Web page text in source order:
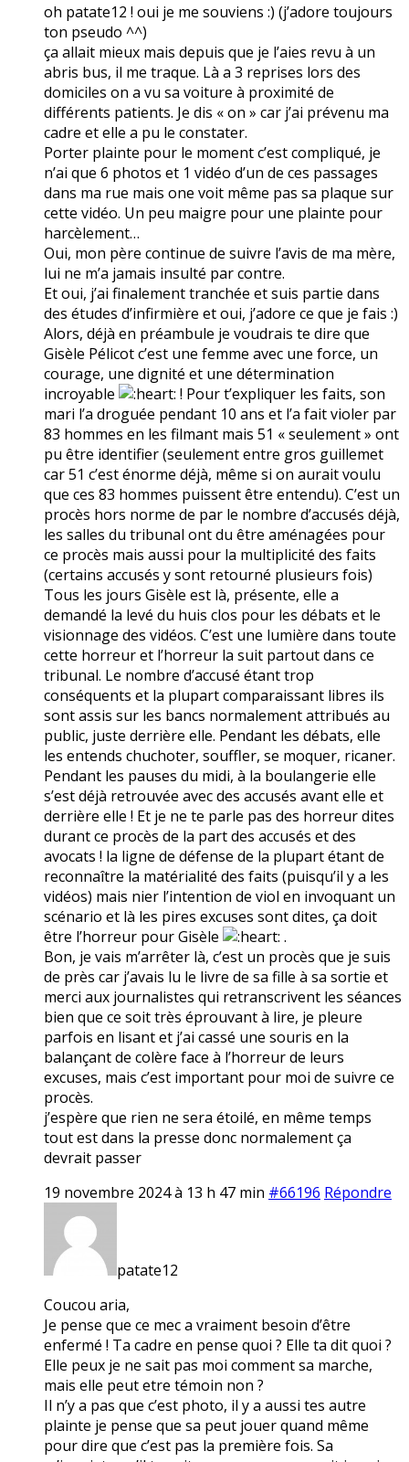
oh patate12 ! oui je me souviens :) (j’adore toujours
ton pseudo ^^)
ça allait mieux mais depuis que je l’aies revu à un
abris bus, il me traque. Là a 3 reprises lors des
domiciles on a vu sa voiture à proximité de
différents patients. Je dis « on » car j’ai prévenu ma
cadre et elle a pu le constater.
Porter plainte pour le moment c’est compliqué, je
n’ai que 6 photos et 1 vidéo d’un de ces passages
dans ma rue mais one voit même pas sa plaque sur
cette vidéo. Un peu maigre pour une plainte pour
harcèlement…
Oui, mon père continue de suivre l’avis de ma mère,
lui ne m’a jamais insulté par contre.
Et oui, j’ai finalement tranchée et suis partie dans
des études d’infirmière et oui, j’adore ce que je fais :)
Alors, déjà en préambule je voudrais te dire que
Gisèle Pélicot c’est une femme avec une force, un
courage, une dignité et une détermination
incroyable
! Pour t’expliquer les faits, son
mari l’a droguée pendant 10 ans et l’a fait violer par
83 hommes en les filmant mais 51 « seulement » ont
pu être identifier (seulement entre gros guillemet
car 51 c’est énorme déjà, même si on aurait voulu
que ces 83 hommes puissent être entendu). C’est un
procès hors norme de par le nombre d’accusés déjà,
les salles du tribunal ont du être aménagées pour
ce procès mais aussi pour la multiplicité des faits
(certains accusés y sont retourné plusieurs fois)
Tous les jours Gisèle est là, présente, elle a
demandé la levé du huis clos pour les débats et le
visionnage des vidéos. C’est une lumière dans toute
cette horreur et l’horreur la suit partout dans ce
tribunal. Le nombre d’accusé étant trop
conséquents et la plupart comparaissant libres ils
sont assis sur les bancs normalement attribués au
public, juste derrière elle. Pendant les débats, elle
les entends chuchoter, souffler, se moquer, ricaner.
Pendant les pauses du midi, à la boulangerie elle
s’est déjà retrouvée avec des accusés avant elle et
derrière elle ! Et je ne te parle pas des horreur dites
durant ce procès de la part des accusés et des
avocats ! la ligne de défense de la plupart étant de
reconnaître la matérialité des faits (puisqu’il y a les
vidéos) mais nier l’intention de viol en invoquant un
scénario et là les pires excuses sont dites, ça doit
être l’horreur pour Gisèle
.
Bon, je vais m’arrêter là, c’est un procès que je suis
de près car j’avais lu le livre de sa fille à sa sortie et
merci aux journalistes qui retranscrivent les séances
bien que ce soit très éprouvant à lire, je pleure
parfois en lisant et j’ai cassé une souris en la
balançant de colère face à l’horreur de leurs
excuses, mais c’est important pour moi de suivre ce
procès.
j’espère que rien ne sera étoilé, en même temps
tout est dans la presse donc normalement ça
devrait passer
19 novembre 2024 à 13 h 47 min #66196 Répondre
patate12
Coucou aria,
Je pense que ce mec a vraiment besoin d’être
enfermé ! Ta cadre en pense quoi ? Elle ta dit quoi ?
Elle peux je ne sait pas moi comment sa marche,
mais elle peut etre témoin non ?
Il n’y a pas que c’est photo, il y a aussi tes autre
plainte je pense que sa peut jouer quand même
pour dire que c’est pas la première fois. Sa